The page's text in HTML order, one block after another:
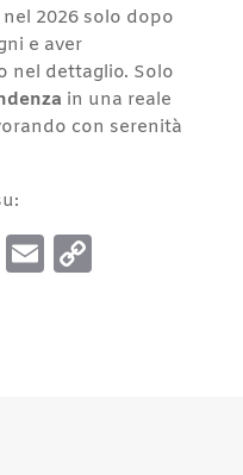
2026 solo dopo
e aver
nel dettaglio. Solo
in una reale
con serenità
EmailCopy